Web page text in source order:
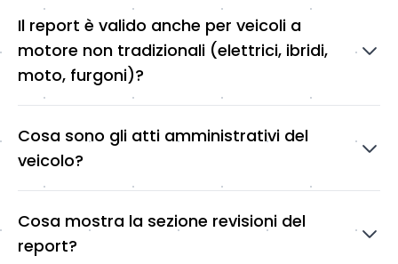
Il report è valido anche per veicoli a
motore non tradizionali (elettrici, ibridi,
moto, furgoni)?
Cosa sono gli atti amministrativi del
veicolo?
Cosa mostra la sezione revisioni del
report?